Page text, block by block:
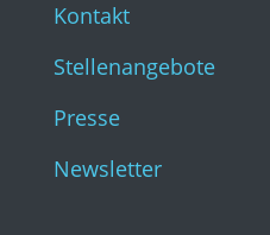
Kontakt
Stellenangebote
Presse
Newsletter